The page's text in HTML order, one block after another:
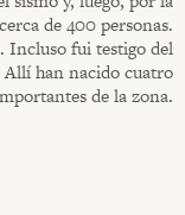
de 400 personas.
Incluso fui testigo del
han nacido cuatro
de la zona.